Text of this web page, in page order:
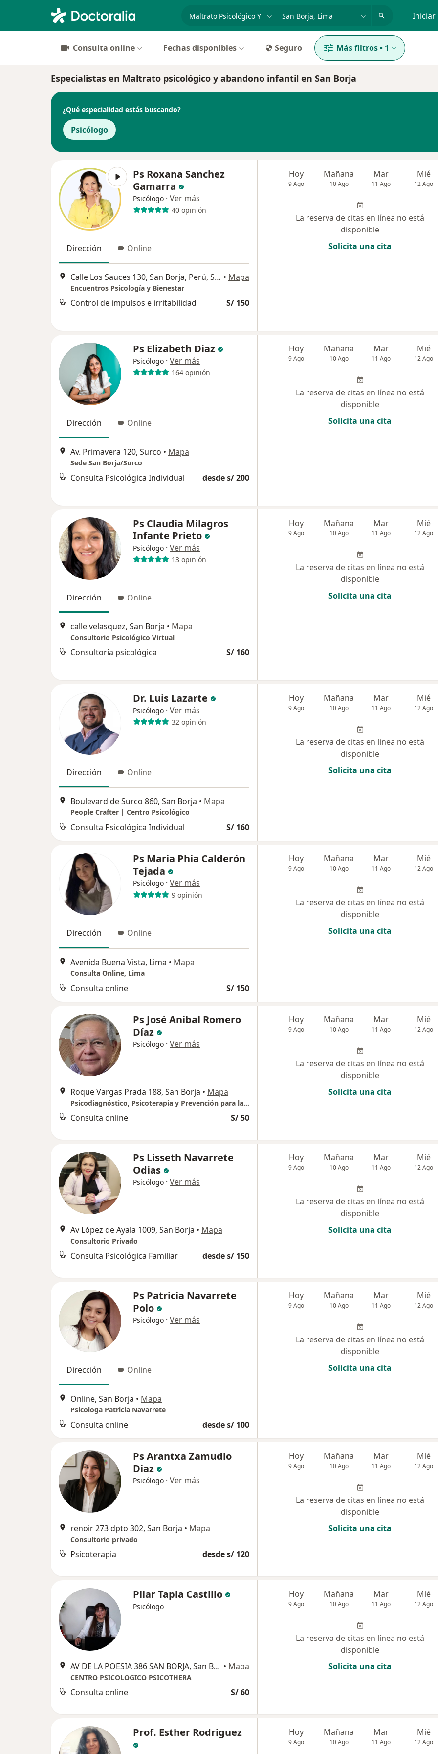
especialidad, enfermedad o nombre Iniciar
Consulta online Fechas disponibles Seguro Más filtros• 1
Especialistas en Maltrato psicológico y abandono infantil en San Borja
¿Qué especialidad estás buscando?
Psicólogo
Ps Roxana Sanchez
Gamarra
Psicólogo · Ver más
40 opinión
Dirección Online
Calle Los Sauces 130, San Borja, Perú, San Borja • Mapa
Encuentros Psicología y Bienestar
Control de impulsos e irritabilidad S/ 150
Hoy
9 Ago
Mañana
10 Ago
Mar
11 Ago
Mié
12 Ago
La reserva de citas en línea no está
disponible
Solicita una cita
Ps Elizabeth Diaz
Psicólogo · Ver más
164 opinión
Dirección Online
Av. Primavera 120, Surco • Mapa
Sede San Borja/Surco
Consulta Psicológica Individual desde s/ 200
Hoy
9 Ago
Mañana
10 Ago
Mar
11 Ago
Mié
12 Ago
La reserva de citas en línea no está
disponible
Solicita una cita
Ps Claudia Milagros
Infante Prieto
Psicólogo · Ver más
13 opinión
Dirección Online
calle velasquez, San Borja • Mapa
Consultorio Psicológico Virtual
Consultoría psicológica S/ 160
Hoy
9 Ago
Mañana
10 Ago
Mar
11 Ago
Mié
12 Ago
La reserva de citas en línea no está
disponible
Solicita una cita
Dr. Luis Lazarte
Psicólogo · Ver más
32 opinión
Dirección Online
Boulevard de Surco 860, San Borja • Mapa
People Crafter | Centro Psicológico
Consulta Psicológica Individual S/ 160
Hoy
9 Ago
Mañana
10 Ago
Mar
11 Ago
Mié
12 Ago
La reserva de citas en línea no está
disponible
Solicita una cita
Ps Maria Phia Calderón
Tejada
Psicólogo · Ver más
9 opinión
Dirección Online
Avenida Buena Vista, Lima • Mapa
Consulta Online, Lima
Consulta online S/ 150
Hoy
9 Ago
Mañana
10 Ago
Mar
11 Ago
Mié
12 Ago
La reserva de citas en línea no está
disponible
Solicita una cita
Ps José Anibal Romero
Díaz
Psicólogo · Ver más
Roque Vargas Prada 188, San Borja • Mapa
Psicodiagnóstico, Psicoterapia y Prevención para la conservación de la Salud Mental
Consulta online S/ 50
Hoy
9 Ago
Mañana
10 Ago
Mar
11 Ago
Mié
12 Ago
La reserva de citas en línea no está
disponible
Solicita una cita
Ps Lisseth Navarrete
Odias
Psicólogo · Ver más
Av López de Ayala 1009, San Borja • Mapa
Consultorio Privado
Consulta Psicológica Familiar desde s/ 150
Hoy
9 Ago
Mañana
10 Ago
Mar
11 Ago
Mié
12 Ago
La reserva de citas en línea no está
disponible
Solicita una cita
Ps Patricia Navarrete
Polo
Psicólogo · Ver más
Dirección Online
Online, San Borja • Mapa
Psicologa Patricia Navarrete
Consulta online desde s/ 100
Hoy
9 Ago
Mañana
10 Ago
Mar
11 Ago
Mié
12 Ago
La reserva de citas en línea no está
disponible
Solicita una cita
Ps Arantxa Zamudio
Diaz
Psicólogo · Ver más
renoir 273 dpto 302, San Borja • Mapa
Consultorio privado
Psicoterapia desde s/ 120
Hoy
9 Ago
Mañana
10 Ago
Mar
11 Ago
Mié
12 Ago
La reserva de citas en línea no está
disponible
Solicita una cita
Pilar Tapia Castillo
Psicólogo
AV DE LA POESIA 386 SAN BORJA, San Borja • Mapa
CENTRO PSICOLOGICO PSICOTHERA
Consulta online S/ 60
Hoy
9 Ago
Mañana
10 Ago
Mar
11 Ago
Mié
12 Ago
La reserva de citas en línea no está
disponible
Solicita una cita
Prof. Esther Rodriguez Hoy
9 Ago
Mañana
10 Ago
Mar
11 Ago
Mié
12 Ago